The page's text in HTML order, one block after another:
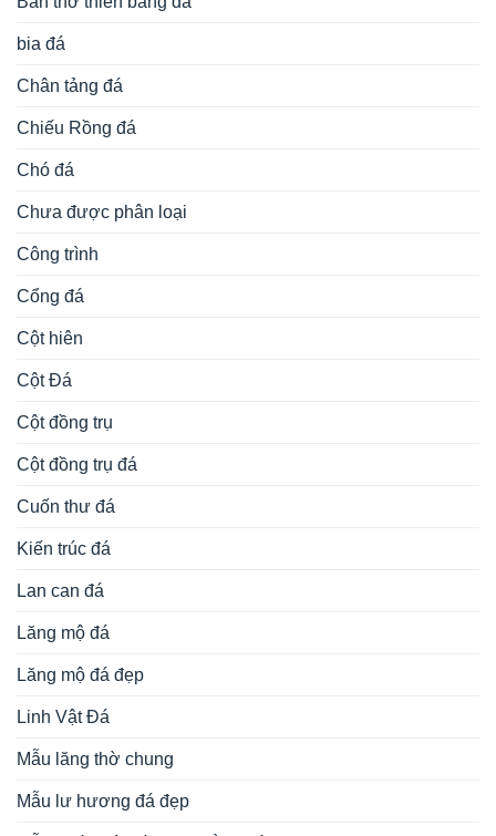
bia đá
Chân tảng đá
Chiếu Rồng đá
Chó đá
Chưa được phân loại
Công trình
Cổng đá
Cột hiên
Cột Đá
Cột đồng trụ
Cột đồng trụ đá
Cuốn thư đá
Kiến trúc đá
Lan can đá
Lăng mộ đá
Lăng mộ đá đẹp
Linh Vật Đá
Mẫu lăng thờ chung
Mẫu lư hương đá đẹp